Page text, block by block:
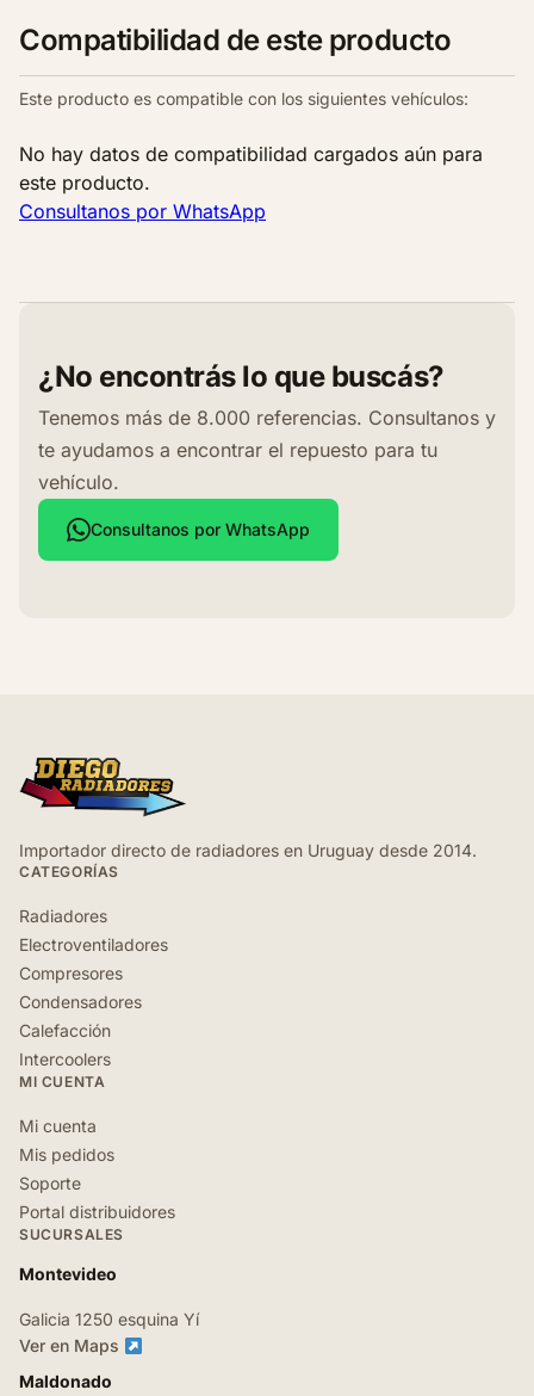
t
i
d
d
Compatibilidad de este producto
Este producto es compatible con los siguientes vehículos:
No hay datos de compatibilidad cargados aún para
este producto.
Consultanos por WhatsApp
¿No encontrás lo que buscás?
Tenemos más de 8.000 referencias. Consultanos y
te ayudamos a encontrar el repuesto para tu
vehículo.
Consultanos por WhatsApp
Importador directo de radiadores en Uruguay desde 2014.
CATEGORÍAS
Radiadores
Electroventiladores
Compresores
Condensadores
Calefacción
Intercoolers
MI CUENTA
Mi cuenta
Mis pedidos
Soporte
Portal distribuidores
SUCURSALES
Montevideo
Galicia 1250 esquina Yí
Ver en Maps
Maldonado